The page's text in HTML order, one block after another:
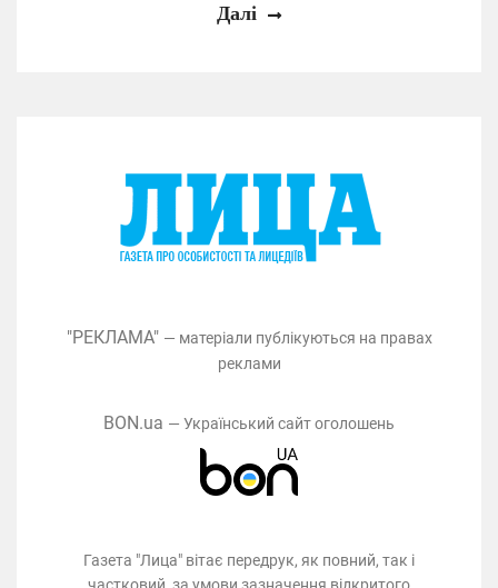
Далі
"РЕКЛАМА" — матеріали публікуються на правах
реклами
BON.ua — Український сайт оголошень
Газета "Лица" вітає передрук, як повний, так і